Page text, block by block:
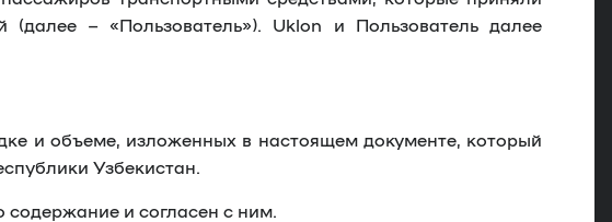
(далее – «Пользователь»). Uklon и Пользователь далее
и объеме, изложенных в настоящем документе, который
Узбекистан.
и согласен с ним.